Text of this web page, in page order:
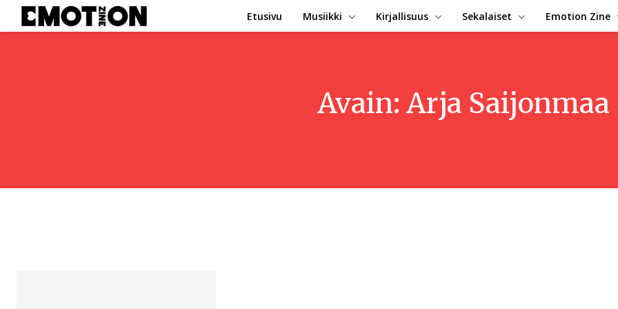
Etusivu Musiikki Kirjallisuus Sekalaiset Emotion Zine
Avain: Arja Saijonmaa